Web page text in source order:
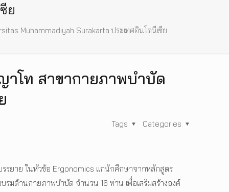
ย
Muhammadiyah Surakarta ประเทศอินโดนีเซีย
โท สาขากายภาพบำบัด
Categories
Tags
รยาย ในหัวข้อ Ergonomics แก่นักศึกษาจากหลักสูตร
รมด้านกายภาพบำบัด จำนวน 16 ท่าน เพื่อเสริมสร้างองค์